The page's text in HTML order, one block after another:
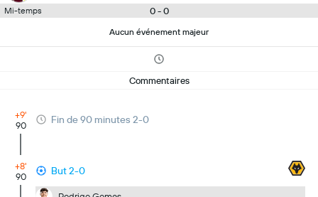
Mi-temps 0 - 0
Aucun événement majeur
Commentaires
+9'
90
Fin de 90 minutes 2-0
+8'
90
But 2-0